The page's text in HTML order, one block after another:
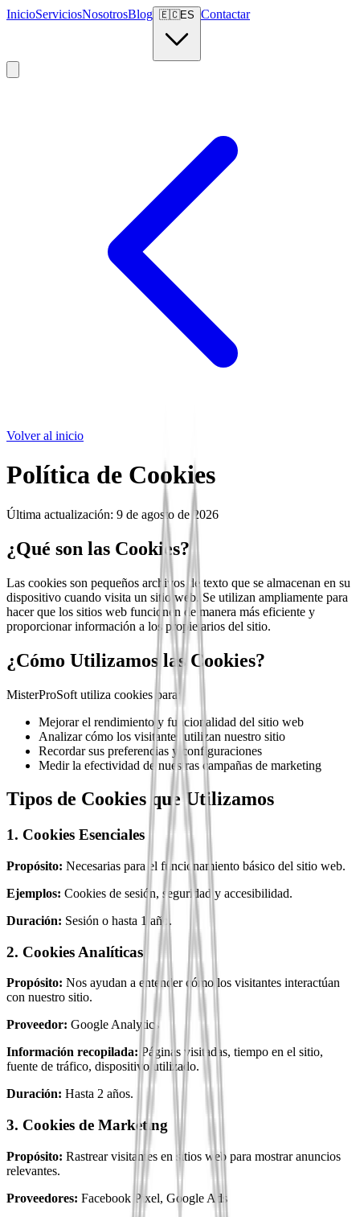
InicioServiciosNosotrosBlog 🇪🇨ES Contactar
Volver al inicio
Política de Cookies
Última actualización: 9 de agosto de 2026
¿Qué son las Cookies?
Las cookies son pequeños archivos de texto que se almacenan en su
dispositivo cuando visita un sitio web. Se utilizan ampliamente para
hacer que los sitios web funcionen de manera más eficiente y
proporcionar información a los propietarios del sitio.
¿Cómo Utilizamos las Cookies?
MisterProSoft utiliza cookies para:
Mejorar el rendimiento y funcionalidad del sitio web
Analizar cómo los visitantes utilizan nuestro sitio
Recordar sus preferencias y configuraciones
Medir la efectividad de nuestras campañas de marketing
Tipos de Cookies que Utilizamos
1. Cookies Esenciales
Propósito: Necesarias para el funcionamiento básico del sitio web.
Ejemplos: Cookies de sesión, seguridad y accesibilidad.
Duración: Sesión o hasta 1 año.
2. Cookies Analíticas
Propósito: Nos ayudan a entender cómo los visitantes interactúan
con nuestro sitio.
Proveedor: Google Analytics
Información recopilada: Páginas visitadas, tiempo en el sitio,
fuente de tráfico, dispositivo utilizado.
Duración: Hasta 2 años.
3. Cookies de Marketing
Propósito: Rastrear visitantes en sitios web para mostrar anuncios
relevantes.
Proveedores: Facebook Pixel, Google Ads